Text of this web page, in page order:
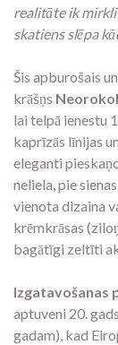
realitāte ik mirkli
skatiens slēpa
Šis apburošais
krāšņs
lai telpā ienestu
kaprīzās līnijas
eleganti
neliela, pie
vienota dizaina
krēmkrāsas
bagātīgi zeltīti
Izgatavošanas
aptuveni 20.
gadam), kad